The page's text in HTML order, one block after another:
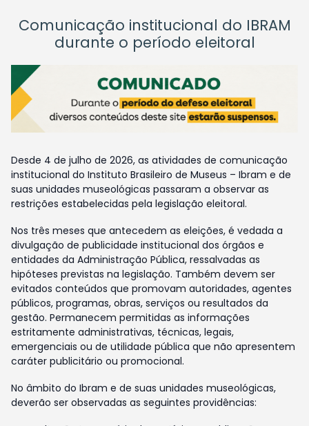
Comunicação institucional do IBRAM
durante o período eleitoral
Desde 4 de julho de 2026, as atividades de comunicação
institucional do Instituto Brasileiro de Museus – Ibram e de
suas unidades museológicas passaram a observar as
restrições estabelecidas pela legislação eleitoral.
Nos três meses que antecedem as eleições, é vedada a
divulgação de publicidade institucional dos órgãos e
entidades da Administração Pública, ressalvadas as
hipóteses previstas na legislação. Também devem ser
evitados conteúdos que promovam autoridades, agentes
públicos, programas, obras, serviços ou resultados da
gestão. Permanecem permitidas as informações
estritamente administrativas, técnicas, legais,
emergenciais ou de utilidade pública que não apresentem
caráter publicitário ou promocional.
No âmbito do Ibram e de suas unidades museológicas,
deverão ser observadas as seguintes providências: